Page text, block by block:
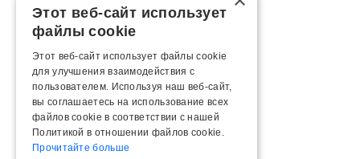
Этот веб-сайт использует
файлы cookie
Этот веб-сайт использует файлы cookie
для улучшения взаимодействия с
пользователем. Используя наш веб-сайт,
вы соглашаетесь на использование всех
файлов cookie в соответствии с нашей
Политикой в ​​отношении файлов cookie.
Прочитайте больше